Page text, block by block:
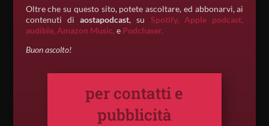
Oltre che su questo sito, potete ascoltare, ed abbonarvi, ai
contenuti diaostapodcast, su Spotify, Apple podcast,
audible, Amazon Music,e Podchaser.
Buon ascolto!
per contatti e
pubblicità